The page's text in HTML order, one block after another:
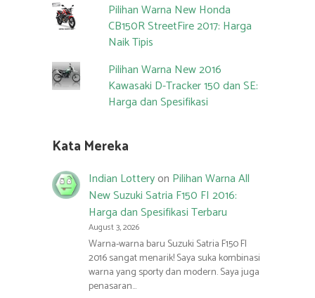
Pilihan Warna New Honda
CB150R StreetFire 2017: Harga
Naik Tipis
Pilihan Warna New 2016
Kawasaki D-Tracker 150 dan SE:
Harga dan Spesifikasi
Kata Mereka
Indian Lotteryon Pilihan Warna All
New Suzuki Satria F150 FI 2016:
Harga dan Spesifikasi Terbaru
August 3, 2026
Warna-warna baru Suzuki Satria F150 FI
2016 sangat menarik! Saya suka kombinasi
warna yang sporty dan modern. Saya juga
penasaran…